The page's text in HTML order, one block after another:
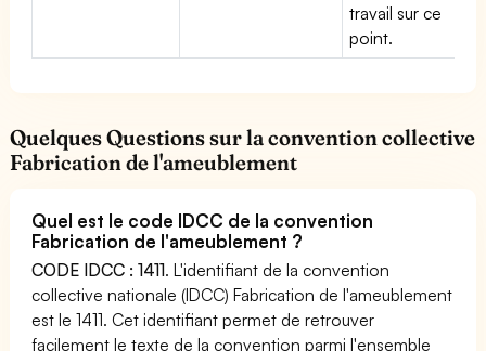
travail sur ce
point.
Quelques Questions sur la convention collective
Fabrication de l'ameublement
Quel est le code IDCC de la convention
Fabrication de l'ameublement ?
CODE IDCC : 1411. L'identifiant de la convention
collective nationale (IDCC) Fabrication de l'ameublement
est le 1411. Cet identifiant permet de retrouver
facilement le texte de la convention parmi l'ensemble